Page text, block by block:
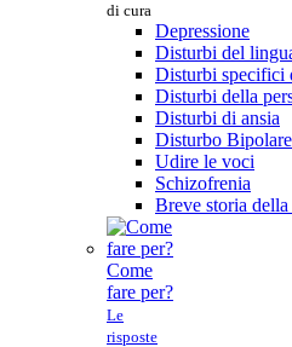
di cura
Depressione
Disturbi del
Disturbi specifici
Disturbi della
Disturbi di ansia
Disturbo
Udire le voci
Schizofrenia
Breve storia
Come
fare per?
Le
risposte